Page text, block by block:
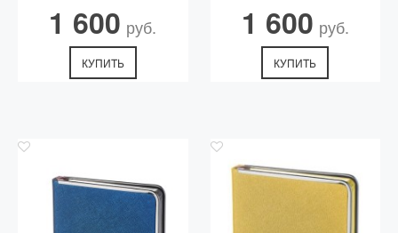
1 600 руб.
КУПИТЬ
1 600 руб.
КУПИТЬ